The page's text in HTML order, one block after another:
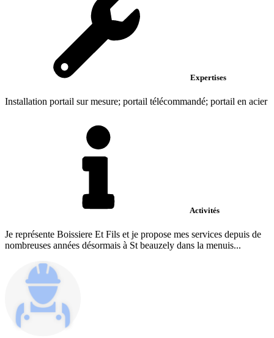
Expertises
Installation portail sur mesure; portail télécommandé; portail en acier
Activités
Je représente Boissiere Et Fils et je propose mes services depuis de
nombreuses années désormais à St beauzely dans la menuis...